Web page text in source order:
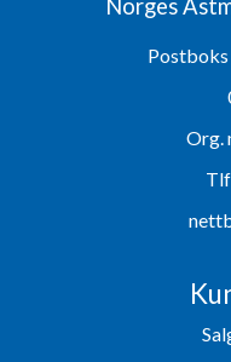
Norges
Postboks
Org.